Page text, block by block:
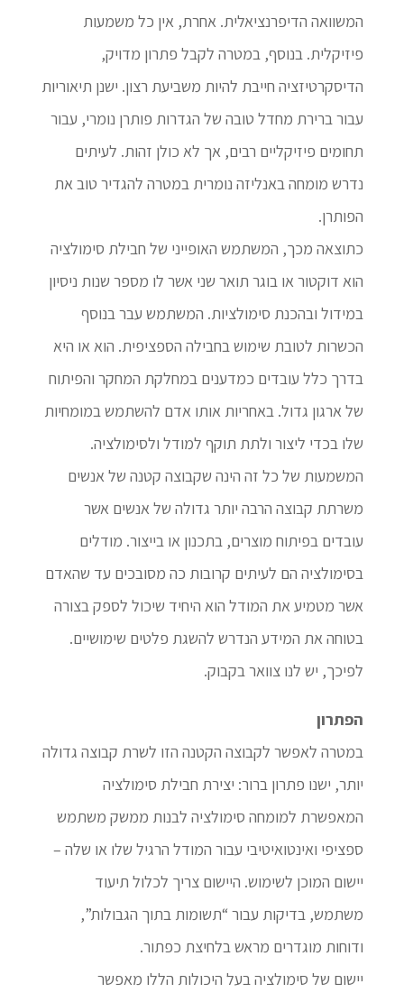
המשוואה הדיפרנציאלית. אחרת, אין כל משמעות
פיזיקלית. בנוסף, במטרה לקבל פתרון מדויק,
הדיסקרטיזציה חייבת להיות משביעת רצון. ישנן תיאוריות
עבור ברירת מחדל טובה של הגדרות פותרן נומרי, עבור
תחומים פיזיקליים רבים, אך לא כולן זהות. לעיתים
נדרש מומחה באנליזה נומרית במטרה להגדיר טוב את
הפותרן.
כתוצאה מכך, המשתמש האופייני של חבילת סימולציה
הוא דוקטור או בוגר תואר שני אשר לו מספר שנות ניסיון
במידול ובהכנת סימולציות. המשתמש עבר בנוסף
הכשרות לטובת שימוש בחבילה הספציפית. הוא או היא
בדרך כלל עובדים כמדענים במחלקת המחקר והפיתוח
של ארגון גדול. באחריות אותו אדם להשתמש במומחיות
שלו בכדי ליצור ולתת תוקף למודל ולסימולציה.
המשמעות של כל זה הינה שקבוצה קטנה של אנשים
משרתת קבוצה הרבה יותר גדולה של אנשים אשר
עובדים בפיתוח מוצרים, בתכנון או בייצור. מודלים
בסימולציה הם לעיתים קרובות כה מסובכים עד שהאדם
אשר מטמיע את המודל הוא היחיד שיכול לספק בצורה
בטוחה את המידע הנדרש להשגת פלטים שימושיים.
לפיכך, יש לנו צוואר בקבוק.
הפתרון
במטרה לאפשר לקבוצה הקטנה הזו לשרת קבוצה גדולה
יותר, ישנו פתרון ברור: יצירת חבילת סימולציה
המאפשרת למומחה סימולציה לבנות ממשק משתמש
ספציפי ואינטואיטיבי עבור המודל הרגיל שלו או שלה –
יישום המוכן לשימוש. היישום צריך לכלול תיעוד
משתמש, בדיקות עבור “תשומות בתוך הגבולות”,
ודוחות מוגדרים מראש בלחיצת כפתור.
יישום של סימולציה בעל היכולות הללו מאפשר